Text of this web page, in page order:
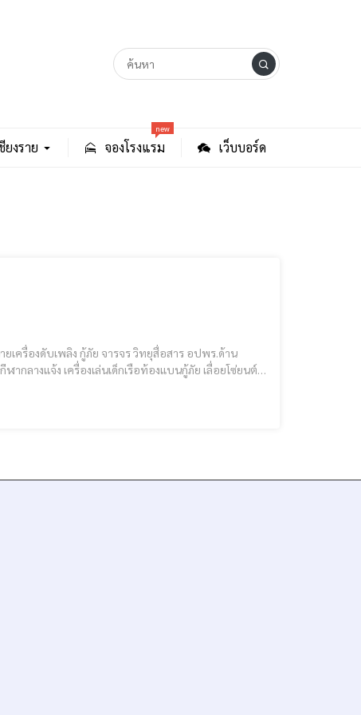
ยงราย จองโรงแรม
new
เว็บบอร์ด
กลางแจ้ง เครื่องเล่นเด็กเรือท้องแบนกู้ภัย เลื่อยโซ่ยนต์